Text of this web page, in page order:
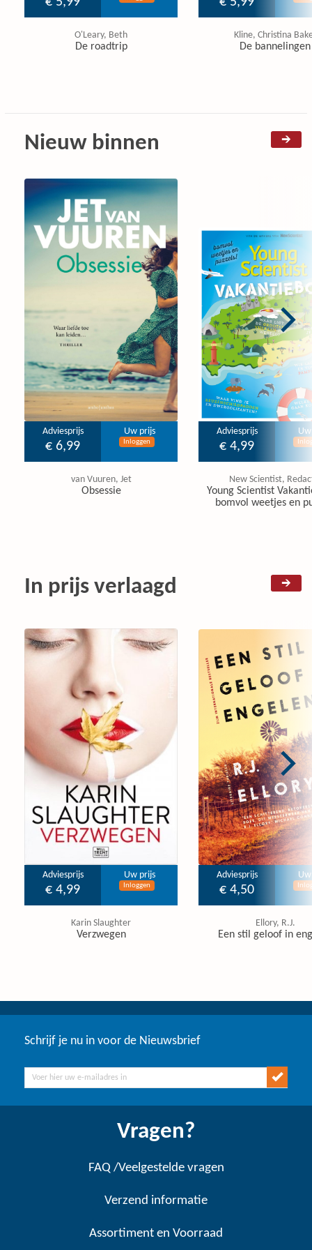
O'Leary, Beth
De roadtrip
Kline, Christina
De bannelingen
Nieuw binnen
Adviesprijs
€ 6,99
Uw prijs
Inloggen
van Vuuren, Jet
Obsessie
Adviesprijs
€ 4,99
New Scientist,
Young Scientist
bomvol weetjes en
In prijs verlaagd
Adviesprijs
€ 4,99
Uw prijs
Inloggen
Karin Slaughter
Verzwegen
Adviesprijs
€ 4,50
Ellory, R.J.
Een stil geloof in
Schrijf je nu in voor de Nieuwsbrief
Vragen?
FAQ /Veelgestelde vragen
Verzend informatie
Assortiment en Voorraad